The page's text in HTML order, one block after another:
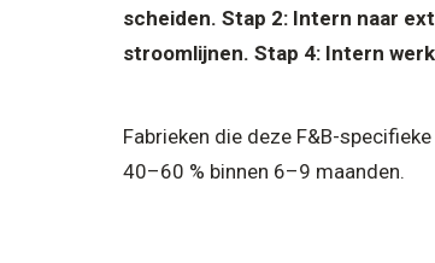
scheiden. Stap 2: Intern naar
stroomlijnen. Stap 4: Intern
Fabrieken die deze F&B-
40–60 % binnen 6–9 maanden.